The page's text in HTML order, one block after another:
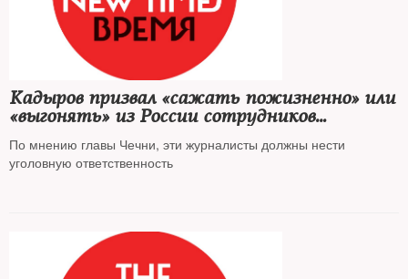
Кадыров призвал «сажать пожизненно» или
«выгонять» из России сотрудников
СМИ-«иноагентов»
По мнению главы Чечни, эти журналисты должны нести
уголовную ответственность